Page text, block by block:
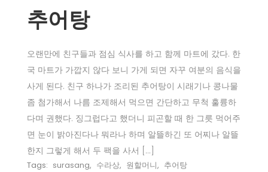
추어탕
오랜만에 친구들과 점심 식사를 하고 함께 마트에 갔다. 한
국 마트가 가깝지 않다 보니 가게 되면 자꾸 여분의 음식을
사게 된다. 친구 하나가 조리된 추어탕이 시래기나 콩나물
좀 첨가해서 나름 조제해서 먹으면 간단하고 무척 훌륭하
다며 권했다. 징그럽다고 했더니 피곤할 때 한 그릇 먹어주
면 눈이 밝아진다나 뭐라나 하며 알뜰하긴 또 어찌나 알뜰
한지 그렇게 해서 두 팩을 사서 […]
Tags: surasang, 수라상, 원할머니, 추어탕